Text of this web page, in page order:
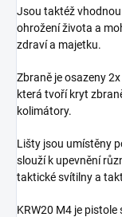
Jsou taktéž
ohrožení života a
zdraví a majetku.
Zbraně je osazeny
která tvoří kryt
kolimátory.
Lišty jsou umístěny
slouží k upevnění
taktické svítilny a
KRW20 M4 je